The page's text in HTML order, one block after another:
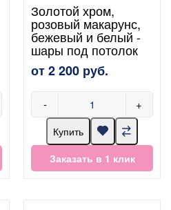
Золотой хром,
розовый макарунс,
бежевый и белый -
шары под потолок
от 2 200 руб.
- +
Купить
Заказать в 1 клик